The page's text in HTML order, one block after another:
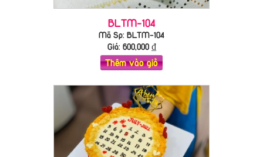
BLTM-104
Mã Sp: BLTM-104
Giá: 600,000₫
Thêm vào giỏ